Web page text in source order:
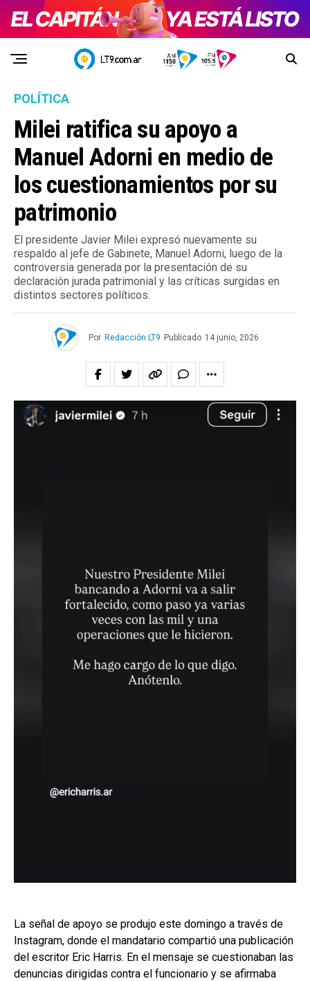
POLÍTICA
Milei ratifica su apoyo a
Manuel Adorni en medio de
los cuestionamientos por su
patrimonio
El presidente Javier Milei expresó nuevamente su
respaldo al jefe de Gabinete, Manuel Adorni, luego de la
controversia generada por la presentación de su
declaración jurada patrimonial y las críticas surgidas en
distintos sectores políticos.
Por Redacción LT9 Publicado 14 junio, 2026
La señal de apoyo se produjo este domingo a través de
Instagram, donde el mandatario compartió una publicación
del escritor Eric Harris. En el mensaje se cuestionaban las
denuncias dirigidas contra el funcionario y se afirmaba